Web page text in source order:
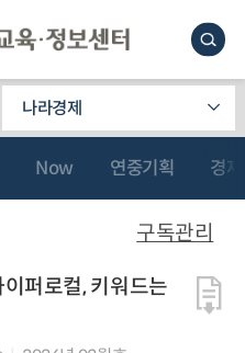
나라경제
Now 연중기획 경
퍼로컬, 키워드는
구독관리